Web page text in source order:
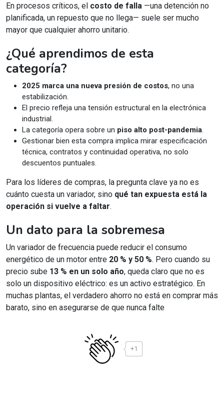
En procesos críticos, el costo de falla —una detención no
planificada, un repuesto que no llega— suele ser mucho
mayor que cualquier ahorro unitario.
¿Qué aprendimos de esta
categoría?
2025 marca una nueva presión de costos, no una
estabilización.
El precio refleja una tensión estructural en la electrónica
industrial.
La categoría opera sobre un piso alto post-pandemia.
Gestionar bien esta compra implica mirar especificación
técnica, contratos y continuidad operativa, no solo
descuentos puntuales.
Para los líderes de compras, la pregunta clave ya no es
cuánto cuesta un variador, sino qué tan expuesta está la
operación si vuelve a faltar.
Un dato para la sobremesa
Un variador de frecuencia puede reducir el consumo
energético de un motor entre 20 % y 50 %. Pero cuando su
precio sube 13 % en un solo año, queda claro que no es
solo un dispositivo eléctrico: es un activo estratégico. En
muchas plantas, el verdadero ahorro no está en comprar más
barato, sino en asegurarse de que nunca falte
+1